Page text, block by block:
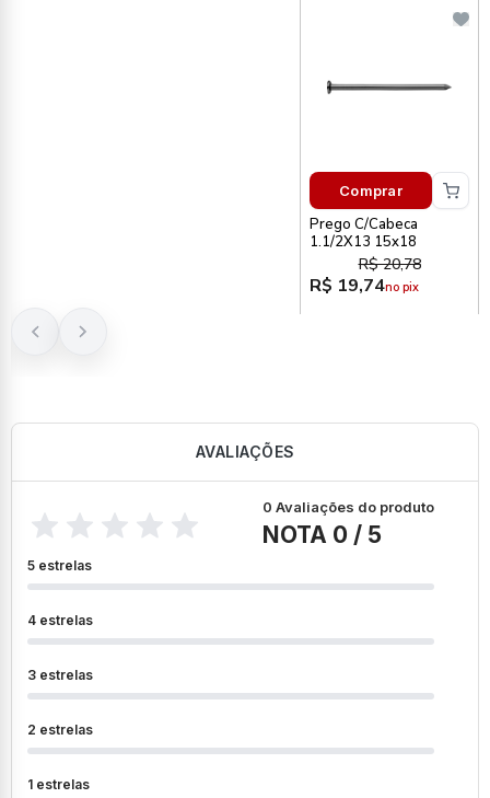
Comprar
Prego C/Cabeca
1.1/2X13 15x18
R$ 20,78
R$ 19,74no pix
AVALIAÇÕES
0 Avaliações do produto
NOTA 0 / 5
5 estrelas
4 estrelas
3 estrelas
2 estrelas
1 estrelas